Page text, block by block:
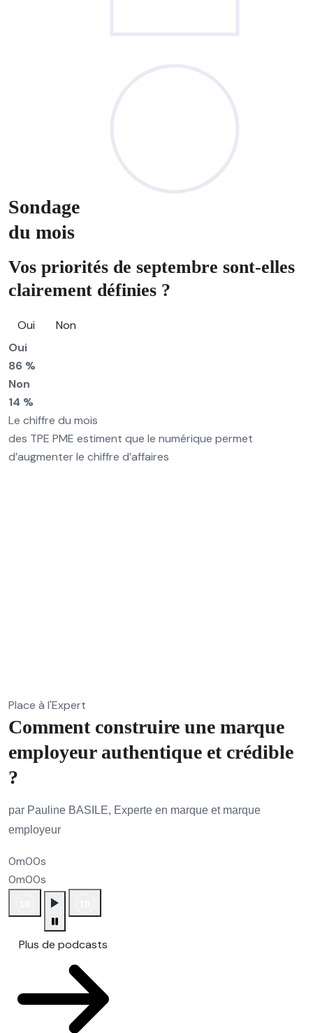
Sondage
du mois
Vos priorités de septembre sont-elles
clairement définies ?
Oui
Non
Oui
86 %
Non
14 %
Le chiffre du mois
des TPE PME estiment que le numérique permet
d’augmenter le chiffre d’affaires
Place à l'Expert
Comment construire une marque
employeur authentique et crédible
?
par Pauline BASILE, Experte en marque et marque
employeur
0m00s
0m00s
Plus de podcasts